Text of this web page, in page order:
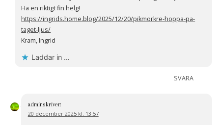
Ha en riktigt fin helg!
https://ingrids.home.blog/2025/12/20/pikmorkre-hoppa-pa-
taget-ljus/
Kram, Ingrid
Laddar in …
SVARA
adminskriver:
20 december 2025 kl. 13:57